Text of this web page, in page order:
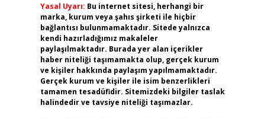
Yasal Uyarı: Bu internet sitesi, herhangi bir
marka, kurum veya şahıs şirketi ile hiçbir
bağlantısı bulunmamaktadır. Sitede yalnızca
kendi hazırladığımız makaleler
paylaşılmaktadır. Burada yer alan içerikler
haber niteliği taşımamakta olup, gerçek kurum
ve kişiler hakkında paylaşım yapılmamaktadır.
Gerçek kurum ve kişiler ile isim benzerlikleri
tamamen tesadüfidir. Sitemizdeki bilgiler taslak
halindedir ve tavsiye niteliği taşımazlar.